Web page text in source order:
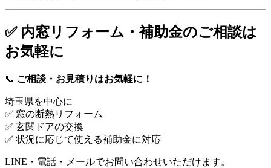
✅ 内窓リフォーム・補助金のご相談は
お気軽に
📞 ご相談・お見積りはお気軽に！
埼玉県を中心に
✅ 窓の断熱リフォーム
✅ 玄関ドアの交換
✅ 状況に応じて使える補助金に対応
LINE・電話・メールでお問い合わせいただけます。